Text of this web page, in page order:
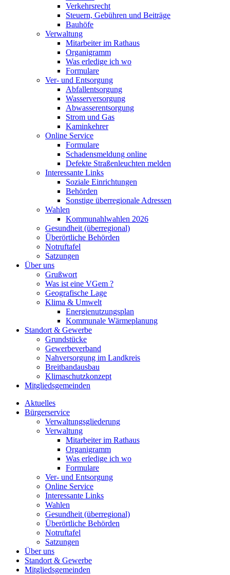
Verkehrsrecht
Steuern, Gebühren und Beiträge
Bauhöfe
Verwaltung
Mitarbeiter im Rathaus
Organigramm
Was erledige ich wo
Formulare
Ver- und Entsorgung
Abfallentsorgung
Wasserversorgung
Abwasserentsorgung
Strom und Gas
Kaminkehrer
Online Service
Formulare
Schadensmeldung online
Defekte Straßenleuchten melden
Interessante Links
Soziale Einrichtungen
Behörden
Sonstige überregionale Adressen
Wahlen
Kommunahlwahlen 2026
Gesundheit (überregional)
Überörtliche Behörden
Notruftafel
Satzungen
Über uns
Grußwort
Was ist eine VGem ?
Geografische Lage
Klima & Umwelt
Energienutzungsplan
Kommunale Wärmeplanung
Standort & Gewerbe
Grundstücke
Gewerbeverband
Nahversorgung im Landkreis
Breitbandausbau
Klimaschutzkonzept
Mitgliedsgemeinden
Aktuelles
Bürgerservice
Verwaltungsgliederung
Verwaltung
Mitarbeiter im Rathaus
Organigramm
Was erledige ich wo
Formulare
Ver- und Entsorgung
Online Service
Interessante Links
Wahlen
Gesundheit (überregional)
Überörtliche Behörden
Notruftafel
Satzungen
Über uns
Standort & Gewerbe
Mitgliedsgemeinden